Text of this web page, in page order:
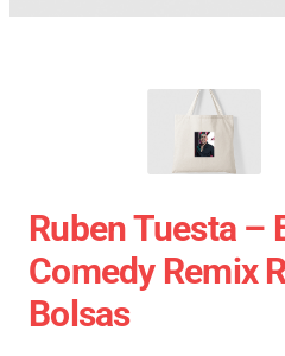
Ruben Tuesta –
Comedy Remix
Bolsas